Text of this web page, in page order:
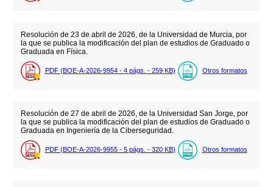
Resolución de 23 de abril de 2026, de la Universidad de Murcia, por
la que se publica la modificación del plan de estudios de Graduado o
Graduada en Física.
PDF (BOE-A-2026-9954 - 4 págs. - 259 KB) Otros formatos
Resolución de 27 de abril de 2026, de la Universidad San Jorge, por
la que se publica la modificación del plan de estudios de Graduado o
Graduada en Ingeniería de la Ciberseguridad.
PDF (BOE-A-2026-9955 - 5 págs. - 320 KB) Otros formatos